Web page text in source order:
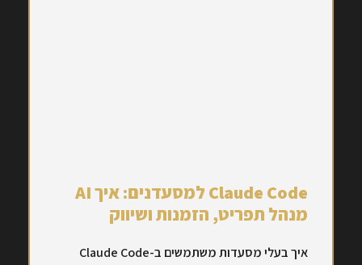
Claude Code למסעדנים: איך AI
מנהל תפריט, הזמנות ושיווק
איך בעלי מסעדות משתמשים ב-Claude Code